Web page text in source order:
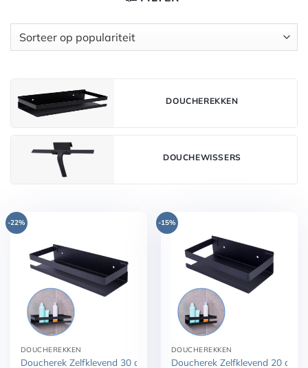
DOUCHEREKKEN
DOUCHEWISSERS
-22%
DOUCHEREKKEN
Doucherek Zelfklevend 30 cm RVS
-15%
DOUCHEREKKEN
Doucherek Zelfklevend 20 cm